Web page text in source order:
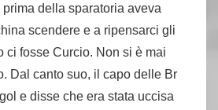
della sparatoria aveva
scendere e a ripensarci gli
ci fosse Curcio. Non si è mai
Dal canto suo, il capo delle Br
e disse che era stata uccisa